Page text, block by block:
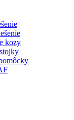
kozy